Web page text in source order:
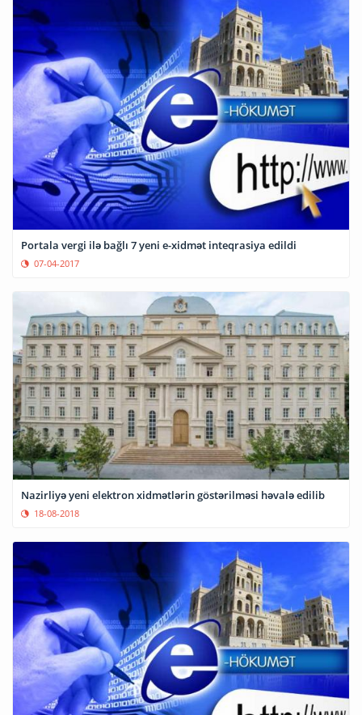
Portala vergi ilə bağlı 7 yeni e-xidmət inteqrasiya edildi
07-04-2017
Nazirliyə yeni elektron xidmətlərin göstərilməsi həvalə edilib
18-08-2018